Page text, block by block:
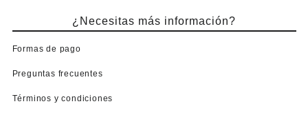
¿Necesitas más información?
Formas de pago
Preguntas frecuentes
Términos y condiciones